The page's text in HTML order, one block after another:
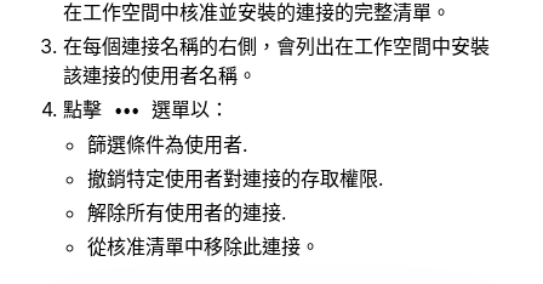
在工作空間中核准並安裝的連接的完整清單。
在每個連接名稱的右側，會列出在工作空間中安裝
該連接的使用者名稱。
點擊
•••
選單以：
篩選條件為使用者.
撤銷特定使用者對連接的存取權限.
解除所有使用者的連接.
從核准清單中移除此連接。